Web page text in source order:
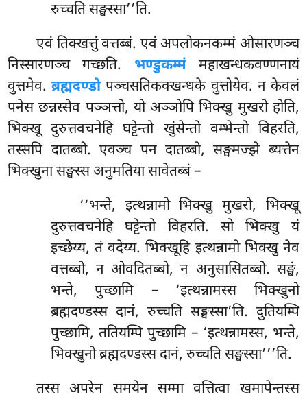
रुच्चति सङ्घस्सा’’ति.
एवं तिक्खत्तुं वत्तब्बं. एवं अपलोकनकम्मं ओसारणञ्च
निस्सारणञ्च गच्छति. भण्डुकम्मंमहाखन्धकवण्णनायं
वुत्तमेव.ब्रह्मदण्डोपञ्चसतिकक्खन्धके वुत्तोयेव. न केवलं
पनेस छन्नस्सेव पञ्ञत्तो, यो अञ्ञोपि भिक्खु मुखरो होति,
भिक्खू दुरुत्तवचनेहि घट्टेन्तो खुंसेन्तो वम्भेन्तो विहरति,
तस्सपि दातब्बो. एवञ्च पन दातब्बो, सङ्घमज्झे ब्यत्तेन
भिक्खुना सङ्घस्स अनुमतिया सावेतब्बं –
‘‘भन्ते, इत्थन्नामो भिक्खु मुखरो, भिक्खू
दुरुत्तवचनेहि घट्टेन्तो विहरति. सो भिक्खु यं
इच्छेय्य, तं वदेय्य. भिक्खूहि इत्थन्नामो भिक्खु नेव
वत्तब्बो, न ओवदितब्बो, न अनुसासितब्बो. सङ्घं,
भन्ते, पुच्छामि – ‘इत्थन्नामस्स भिक्खुनो
ब्रह्मदण्डस्स दानं, रुच्चति सङ्घस्सा’ति. दुतियम्पि
पुच्छामि, ततियम्पि पुच्छामि – ‘इत्थन्नामस्स, भन्ते,
भिक्खुनो ब्रह्मदण्डस्स दानं, रुच्चति सङ्घस्सा’’’ति.
तस्स अपरेन समयेन सम्मा वत्तित्वा खमापेन्तस्स